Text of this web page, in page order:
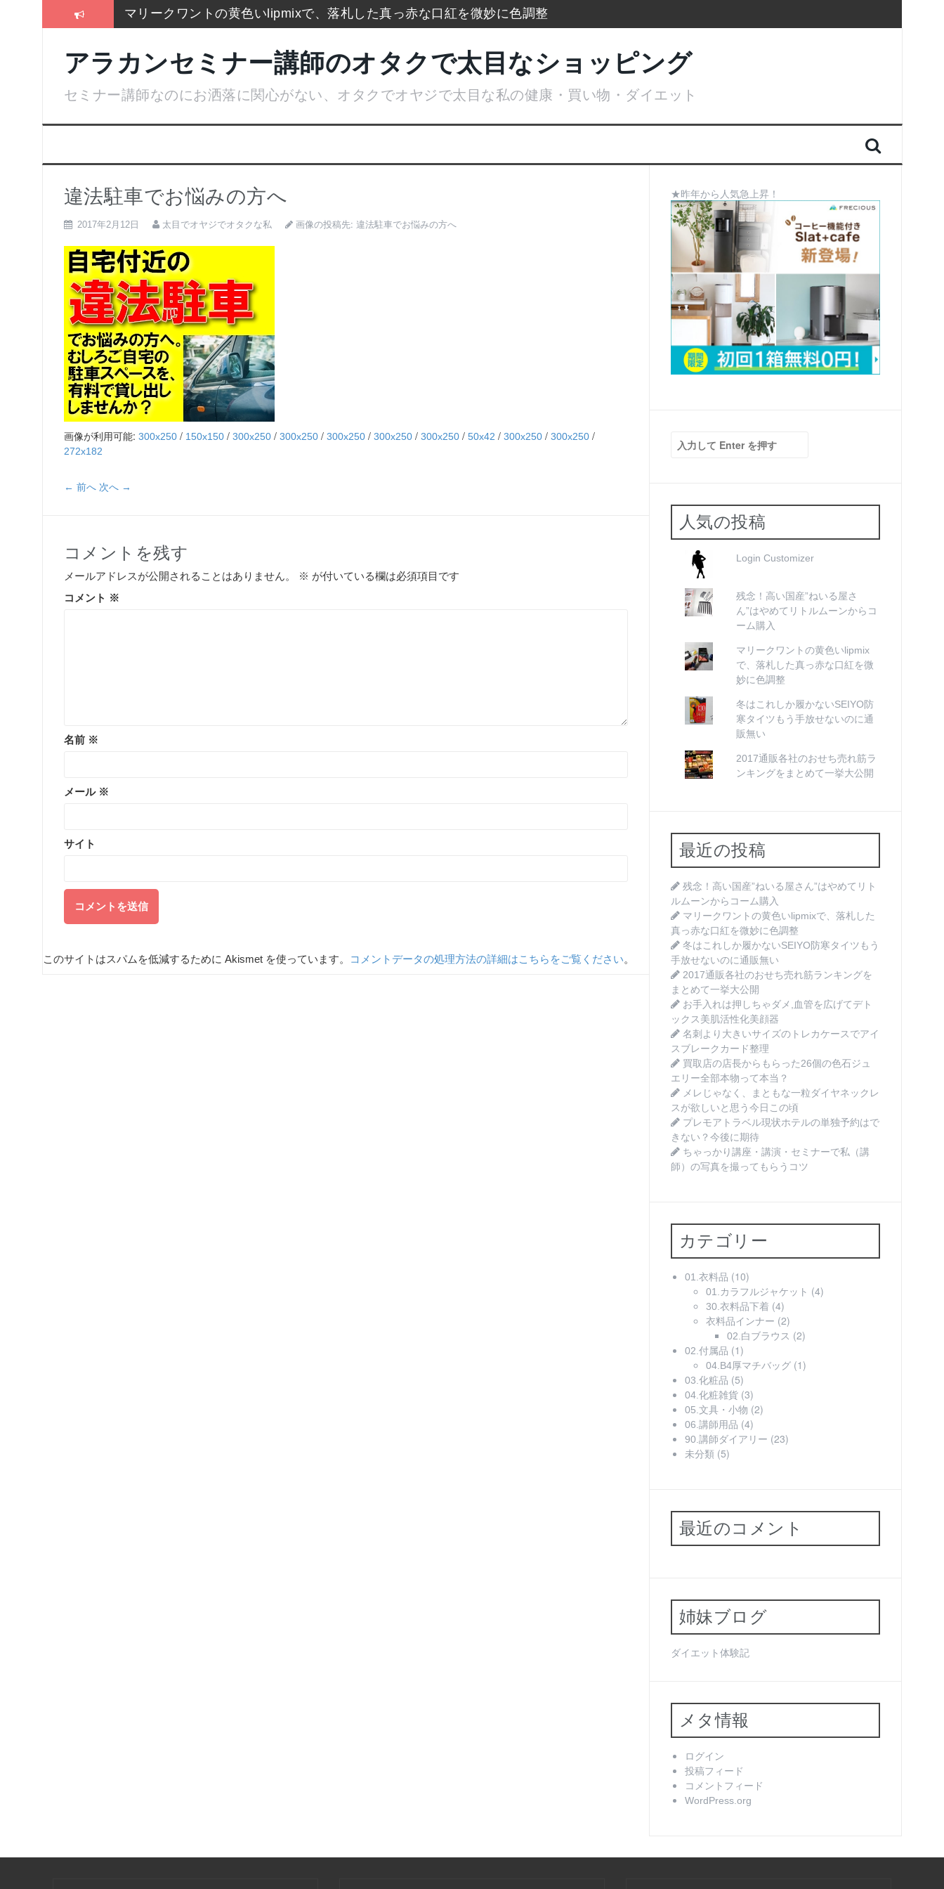
マリークワントの黄色いlipmixで、落札した真っ赤な口紅を微妙に色調整
2017通販各社のおせち売れ筋ランキングをまとめて一挙大公開
お手入れは押しちゃダメ,血管を広げてデトックス美肌活性化美顔器
名刺より大きいサイズのトレカケースでアイスブレークカード整理
アラカンセミナー講師のオタクで太目なショッピング
セミナー講師なのにお洒落に関心がない、オタクでオヤジで太目な私の健康・買い物・ダイエット
違法駐車でお悩みの方へ
2017年2月12日 太目でオヤジでオタクな私 画像の投稿先: 違法駐車でお悩みの方へ
画像が利用可能: 300x250/ 150x150/ 300x250/ 300x250/ 300x250/ 300x250/ 300x250/ 50x42 / 300x250/ 300x250/
272x182
← 前へ 次へ →
コメントを残す
メールアドレスが公開されることはありません。 ※ が付いている欄は必須項目です
コメント ※
名前 ※
メール ※
サイト
このサイトはスパムを低減するために Akismet を使っています。 コメントデータの処理方法の詳細はこちらをご覧ください。
★昨年から人気急上昇！
索:
人気の投稿
Login Customizer
残念！高い国産”ねいる屋さ
ん”はやめてリトルムーンからコ
ーム購入
マリークワントの黄色いlipmix
で、落札した真っ赤な口紅を微
妙に色調整
冬はこれしか履かないSEIYO防
寒タイツもう手放せないのに通
販無い
2017通販各社のおせち売れ筋ラ
ンキングをまとめて一挙大公開
最近の投稿
残念！高い国産”ねいる屋さん”はやめてリト
ルムーンからコーム購入
マリークワントの黄色いlipmixで、落札した
真っ赤な口紅を微妙に色調整
冬はこれしか履かないSEIYO防寒タイツもう
手放せないのに通販無い
2017通販各社のおせち売れ筋ランキングを
まとめて一挙大公開
お手入れは押しちゃダメ,血管を広げてデト
ックス美肌活性化美顔器
名刺より大きいサイズのトレカケースでアイ
スブレークカード整理
買取店の店長からもらった26個の色石ジュ
エリー全部本物って本当？
メレじゃなく、まともな一粒ダイヤネックレ
スが欲しいと思う今日この頃
プレモアトラベル現状ホテルの単独予約はで
きない？今後に期待
ちゃっかり講座・講演・セミナーで私（講
師）の写真を撮ってもらうコツ
カテゴリー
01.衣料品 (10)
01.カラフルジャケット (4)
30.衣料品下着 (4)
衣料品インナー (2)
02.白ブラウス (2)
02.付属品 (1)
04.B4厚マチバッグ(1)
03.化粧品 (5)
04.化粧雑貨(3)
05.文具・小物 (2)
06.講師用品 (4)
90.講師ダイアリー (23)
未分類 (5)
最近のコメント
姉妹ブログ
ダイエット体験記
メタ情報
ログイン
投稿フィード
コメントフィード
WordPress.org